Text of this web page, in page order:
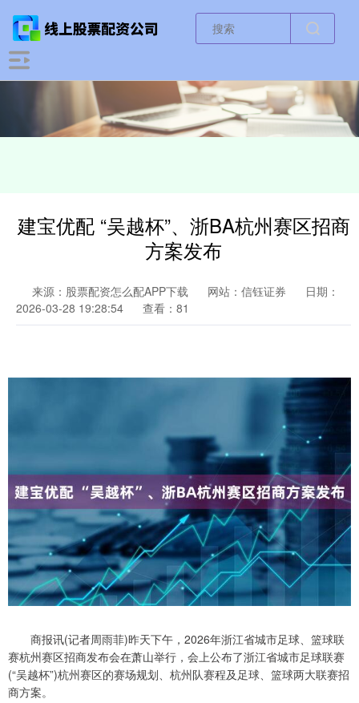
建宝优配 “吴越杯”、浙BA杭州赛区招商
方案发布
来源：股票配资怎么配APP下载 网站：信钰证券
日期：
2026-03-28 19:28:54
查看：81
商报讯(记者周雨菲)昨天下午，2026年浙江省城市足球、篮球联
赛杭州赛区招商发布会在萧山举行，会上公布了浙江省城市足球联赛
(“吴越杯”)杭州赛区的赛场规划、杭州队赛程及足球、篮球两大联赛招
商方案。